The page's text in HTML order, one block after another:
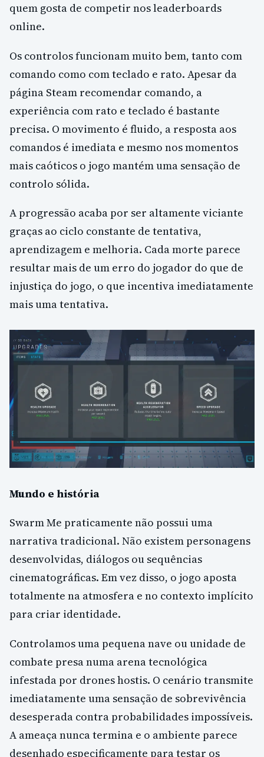
quem gosta de competir nos leaderboards
online.
Os controlos funcionam muito bem, tanto com
comando como com teclado e rato. Apesar da
página Steam recomendar comando, a
experiência com rato e teclado é bastante
precisa. O movimento é fluido, a resposta aos
comandos é imediata e mesmo nos momentos
mais caóticos o jogo mantém uma sensação de
controlo sólida.
A progressão acaba por ser altamente viciante
graças ao ciclo constante de tentativa,
aprendizagem e melhoria. Cada morte parece
resultar mais de um erro do jogador do que de
injustiça do jogo, o que incentiva imediatamente
mais uma tentativa.
Mundo e história
Swarm Me praticamente não possui uma
narrativa tradicional. Não existem personagens
desenvolvidas, diálogos ou sequências
cinematográficas. Em vez disso, o jogo aposta
totalmente na atmosfera e no contexto implícito
para criar identidade.
Controlamos uma pequena nave ou unidade de
combate presa numa arena tecnológica
infestada por drones hostis. O cenário transmite
imediatamente uma sensação de sobrevivência
desesperada contra probabilidades impossíveis.
A ameaça nunca termina e o ambiente parece
desenhado especificamente para testar os